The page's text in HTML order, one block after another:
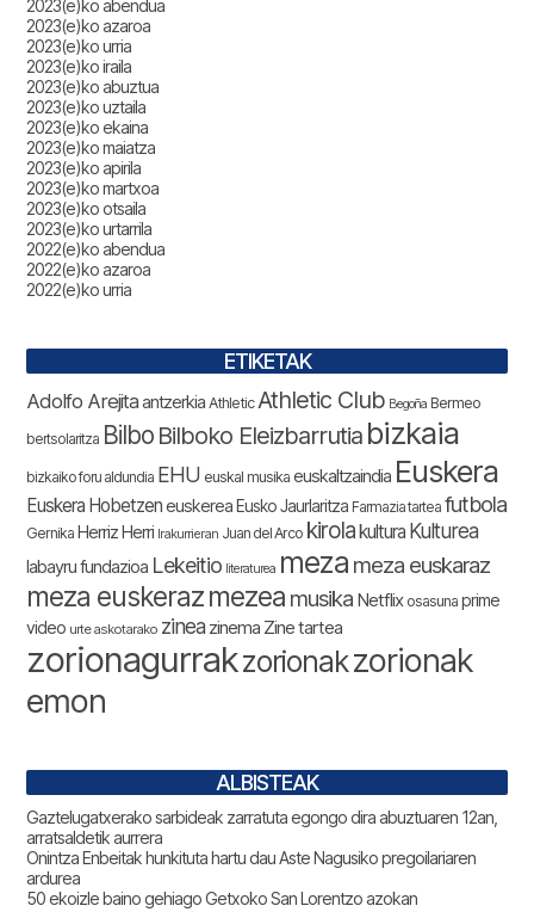
2023(e)ko abendua
2023(e)ko azaroa
2023(e)ko urria
2023(e)ko iraila
2023(e)ko abuztua
2023(e)ko uztaila
2023(e)ko ekaina
2023(e)ko maiatza
2023(e)ko apirila
2023(e)ko martxoa
2023(e)ko otsaila
2023(e)ko urtarrila
2022(e)ko abendua
2022(e)ko azaroa
2022(e)ko urria
ETIKETAK
Adolfo Arejitaantzerkia Athletic Athletic Club Begoña Bermeo
bertsolaritza Bilbo Bilboko Eleizbarrutia bizkaia
bizkaiko foru aldundia EHU euskal musika euskaltzaindia Euskera
Euskera Hobetzeneuskerea Eusko Jaurlaritza Farmazia tartea futbola
Gernika Herriz Herri Irakurrieran Juan del Arco kirola kultura Kulturea
labayru fundazioa Lekeitio literaturea meza meza euskaraz
meza euskerazmezea musika Netflix osasuna prime
video urte askotarako zinea zinema Zine tartea
zorionagurrakzorionakzorionak
emon
ALBISTEAK
Gaztelugatxerako sarbideak zarratuta egongo dira abuztuaren 12an,
arratsaldetik aurrera
Onintza Enbeitak hunkituta hartu dau Aste Nagusiko pregoilariaren
ardurea
50 ekoizle baino gehiago Getxoko San Lorentzo azokan